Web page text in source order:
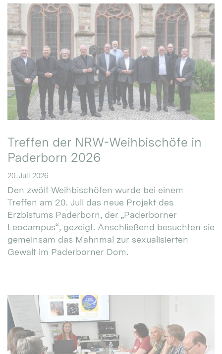
Treffen der NRW-Weihbischöfe in
Paderborn 2026
20. Juli 2026
Den zwölf Weihbischöfen wurde bei einem
Treffen am 20. Juli das neue Projekt des
Erzbistums Paderborn, der „Paderborner
Leocampus“, gezeigt. Anschließend besuchten sie
gemeinsam das Mahnmal zur sexualisierten
Gewalt im Paderborner Dom.